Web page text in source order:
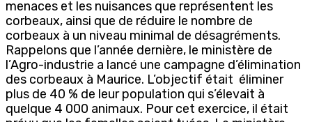
menaces et les nuisances que représentent les
corbeaux, ainsi que de réduire le nombre de
corbeaux à un niveau minimal de désagréments.
Rappelons que l’année dernière, le ministère de
l’Agro-industrie a lancé une campagne d’élimination
des corbeaux à Maurice. L’objectif était éliminer
plus de 40 % de leur population qui s’élevait à
quelque 4 000 animaux. Pour cet exercice, il était